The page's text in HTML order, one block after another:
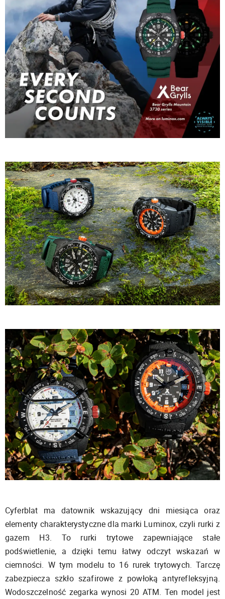
Cyferblat ma datownik wskazujący dni miesiąca oraz
elementy charakterystyczne dla marki Luminox, czyli rurki z
gazem H3. To rurki trytowe zapewniające stałe
podświetlenie, a dzięki temu łatwy odczyt wskazań w
ciemności. W tym modelu to 16 rurek trytowych. Tarczę
zabezpiecza szkło szafirowe z powłoką antyrefleksyjną.
Wodoszczelność zegarka wynosi 20 ATM. Ten model jest